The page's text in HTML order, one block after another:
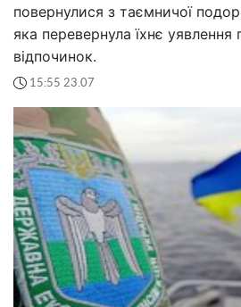
повернулися з таємничої
яка перевернула їхнє уявлення
відпочинок.
15:55 23.07